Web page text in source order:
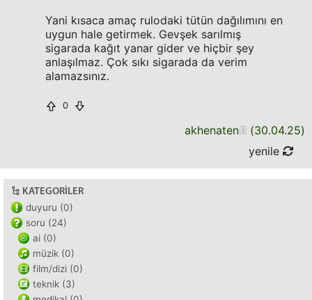
Yani kısaca amaç rulodaki tütün dağılımını en
uygun hale getirmek. Gevşek sarılmış
sigarada kağıt yanar gider ve hiçbir şey
anlaşılmaz. Çok sıkı sigarada da verim
alamazsınız.
0
akhenaten (30.04.25)
yenile
KATEGORILER
duyuru (0)
soru (24)
ai (0)
müzik (0)
film/dizi (0)
teknik (3)